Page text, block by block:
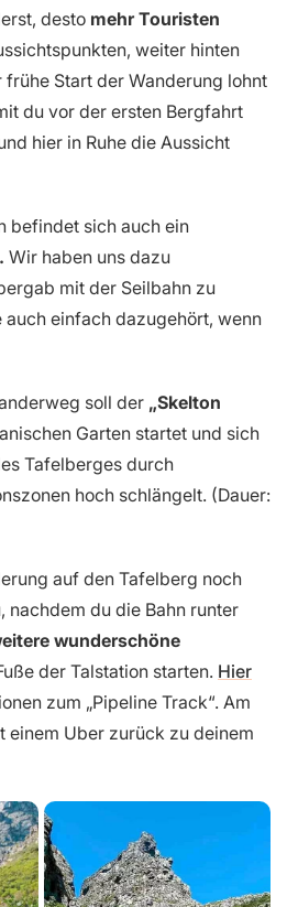
desto mehr Touristen
weiter hinten
Start der Wanderung lohnt
du vor der ersten Bergfahrt
hier in Ruhe die Aussicht
befindet sich auch ein
Wir haben uns dazu
mit der Seilbahn zu
einfach dazugehört, wenn
soll der „Skelton
Garten startet und sich
Tafelberges durch
hoch schlängelt. (Dauer:
auf den Tafelberg noch
nachdem du die Bahn runter
wunderschöne
der Talstation starten. Hier
zum „Pipeline Track“. Am
einem Uber zurück zu deinem